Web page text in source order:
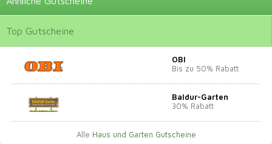
Top Gutscheine
OBI
Bis zu 50% Rabatt
Baldur-Garten
30% Rabatt
Alle Haus und Garten Gutscheine